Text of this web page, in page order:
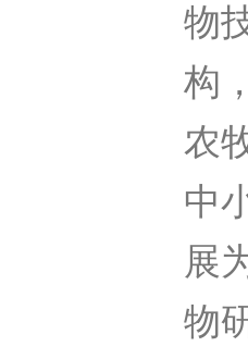
物
构
农
中
展
物